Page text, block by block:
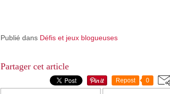
Publié dans Défis et jeux blogueuses
Partager cet article
Repost 0